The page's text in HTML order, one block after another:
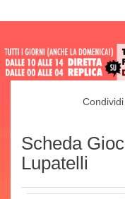
Scheda
Lupatelli